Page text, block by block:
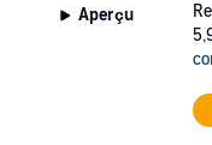
Aperçu